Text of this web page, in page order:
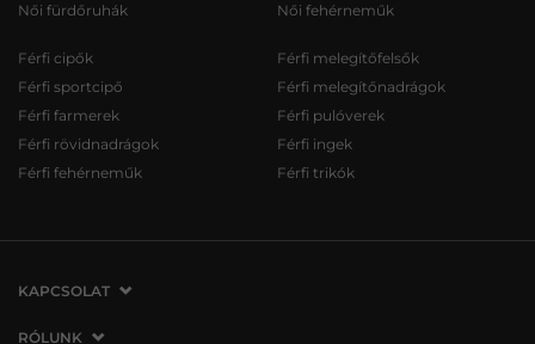
Női fürdőruhák
Női fehérneműk
Férfi cipők
Férfi sportcipő
Férfi farmerek
Férfi rövidnadrágok
Férfi fehérneműk
Férfi melegítőfelsők
Férfi melegítőnadrágok
Férfi pulóverek
Férfi ingek
Férfi trikók
KAPCSOLAT
VERMONT Services Slovakia s. r. o.
RÓLUNK